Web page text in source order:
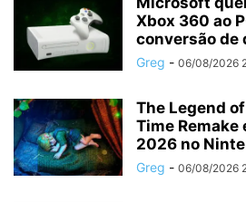
Xbox 360 ao
conversão de
Greg - 06/08/2026
The Legend
Time Remake
2026 no
Greg - 06/08/2026